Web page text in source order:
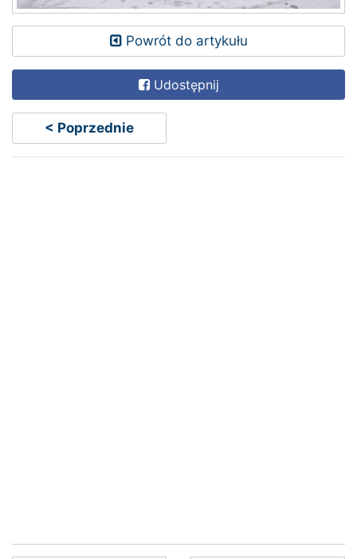
Powrót do artykułu
Udostępnij
< Poprzednie